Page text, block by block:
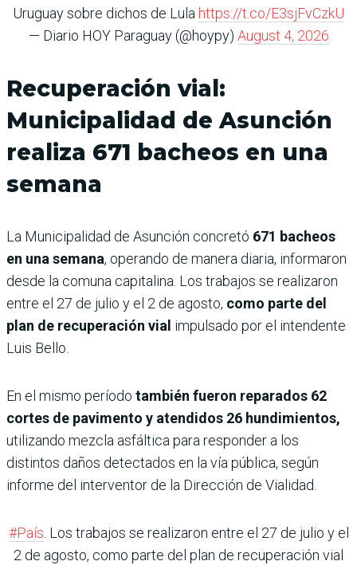
Uruguay sobre dichos de Lula https://t.co/E3sjFvCzkU
— Diario HOY Paraguay (@hoypy) August 4, 2026
Recuperación vial:
Municipalidad de Asunción
realiza 671 bacheos en una
semana
La Municipalidad de Asunción concretó 671 bacheos
en una semana, operando de manera diaria, informaron
desde la comuna capitalina. Los trabajos se realizaron
entre el 27 de julio y el 2 de agosto, como parte del
plan de recuperación vial impulsado por el intendente
Luis Bello.
En el mismo período también fueron reparados 62
cortes de pavimento y atendidos 26 hundimientos,
utilizando mezcla asfáltica para responder a los
distintos daños detectados en la vía pública, según
informe del interventor de la Dirección de Vialidad.
#País . Los trabajos se realizaron entre el 27 de julio y el
2 de agosto, como parte del plan de recuperación vial